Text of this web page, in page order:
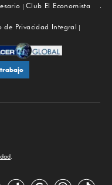
Subir
Club El Economista
de Privacidad Integral
.